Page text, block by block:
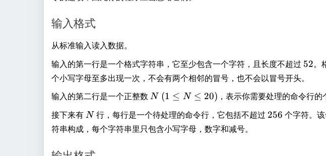
输入格式
从标准输入读入数据。
输入的第一行是一个格式字符串，它至少包含一个字符，且长度不超过 5
52。
个小写字母至多出现一次，不会有两个相邻的冒号，也不会以冒号开头。
输入的第二行是一个正整数 N
(
1
N (1 ≤ N ≤ 20) ，表示你需要处理的命令行的
接下来有 N
N 行，每行是一个待处理的命令行，它包括不超过 2
256 个字符。
符串构成，每个字符串里只包含小写字母，数字和减号。